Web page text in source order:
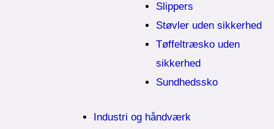
Slippers
Støvler uden sikkerhed
Tøffeltræsko uden
sikkerhed
Sundhedssko
Industri og håndværk